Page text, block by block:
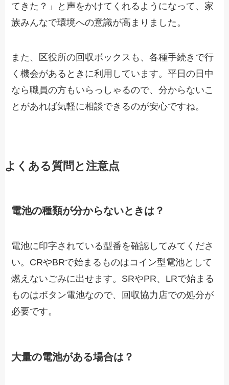
てきた？」と声をかけてくれるようになって、家
族みんなで環境への意識が高まりました。
また、区役所の回収ボックスも、各種手続きで行
く機会があるときに利用しています。平日の日中
なら職員の方もいらっしゃるので、分からないこ
とがあれば気軽に相談できるのが安心ですね。
よくある質問と注意点
電池の種類が分からないときは？
電池に印字されている型番を確認してみてくださ
い。CRやBRで始まるものはコイン型電池として
燃えないごみに出せます。SRやPR、LRで始まる
ものはボタン電池なので、回収協力店での処分が
必要です。
大量の電池がある場合は？